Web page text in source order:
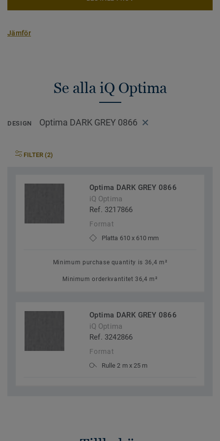
Jämför
Se alla iQ Optima
DESIGN Optima DARK GREY 0866
FILTER (2)
Optima DARK GREY 0866
iQ Optima
Ref. 3217866
Format
Platta 610 x 610 mm
Minimum purchase quantity is 36,4 m²
Minimum orderkvantitet 36,4 m²
Optima DARK GREY 0866
iQ Optima
Ref. 3242866
Format
Rulle 2 m x 25 m